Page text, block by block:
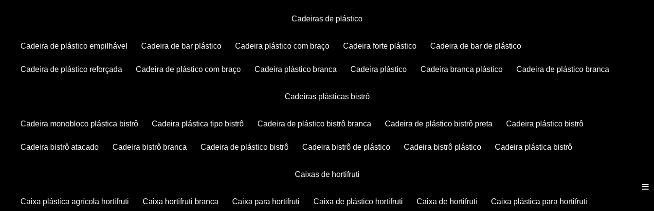
cadeiras de plástico
cadeira de plástico empilhável cadeira de bar plástico cadeira plástico com braço cadeira forte plástico cadeira de bar de plástico
cadeira de plástico reforçada cadeira de plástico com braço cadeira plástico branca cadeira plástico cadeira branca plástico cadeira de plástico branca
cadeiras plásticas bistrô
cadeira monobloco plástica bistrô cadeira plástica tipo bistrô cadeira de plástico bistrô branca cadeira de plástico bistrô preta cadeira plástico bistrô
cadeira bistrô atacado cadeira bistrô branca cadeira de plástico bistrô cadeira bistrô de plástico cadeira bistrô plástico cadeira plástica bistrô
caixas de hortifruti
caixa plástica agrícola hortifruti caixa hortifruti branca caixa para hortifruti caixa de plástico hortifruti caixa de hortifruti caixa plástica para hortifruti